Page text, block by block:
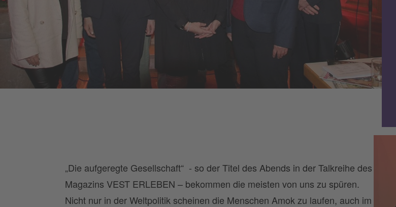
„Die aufgeregte Gesellschaft“ - so der Titel des Abends in der Talkreihe des
Magazins VEST ERLEBEN – bekommen die meisten von uns zu spüren.
Nicht nur in der Weltpolitik scheinen die Menschen Amok zu laufen, auch im